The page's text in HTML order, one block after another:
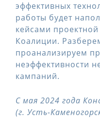
эффективных
работы будет
кейсами
Коалиции.
проанализируем
неэффективности
кампаний.
С мая 2024 года
(г. Усть-